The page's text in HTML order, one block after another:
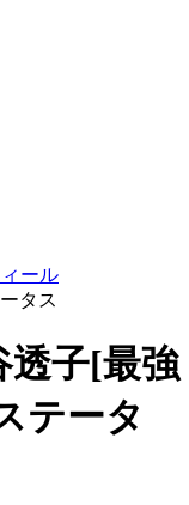
ール
タス
透子[最強
テータ